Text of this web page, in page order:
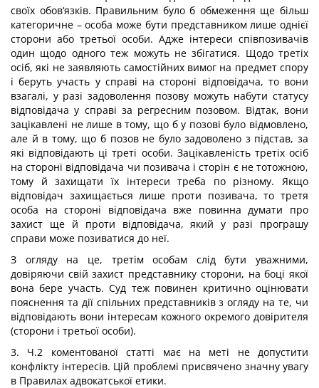
своїх обов‘язків. Правильним було б обмеження ще більш
категоричне – особа може бути представником лише однієї
сторони або третьої особи. Адже інтереси співпозивачів
один щодо одного теж можуть не збігатися. Щодо третіх
осіб, які не заявляють самостійних вимог на предмет спору
і беруть участь у справі на стороні відповідача, то вони
взагалі, у разі задоволення позову можуть набути статусу
відповідача у справі за регресним позовом. Відтак, вони
зацікавлені не лише в тому, що б у позові було відмовлено,
але й в тому, що б позов не було задоволено з підстав, за
які відповідають ці треті особи. Зацікавленість третіх осіб
на стороні відповідача чи позивача і сторін є не тотожною,
тому й захищати їх інтереси треба по різному. Якщо
відповідач захищається лише проти позивача, то третя
особа на стороні відповідача вже повинна думати про
захист ще й проти відповідача, який у разі програшу
справи може позиватися до неї.
З огляду на це, третім особам слід бути уважними,
довіряючи свій захист представнику сторони, на боці якої
вона бере участь. Суд теж повинен критично оцінювати
пояснення та дії спільних представників з огляду на те, чи
відповідають вони інтересам кожного окремого довірителя
(сторони і третьої особи).
3. Ч.2 коментованої статті має на меті не допустити
конфлікту інтересів. Цій проблемі присвячено значну увагу
в Правилах адвокатської етики.